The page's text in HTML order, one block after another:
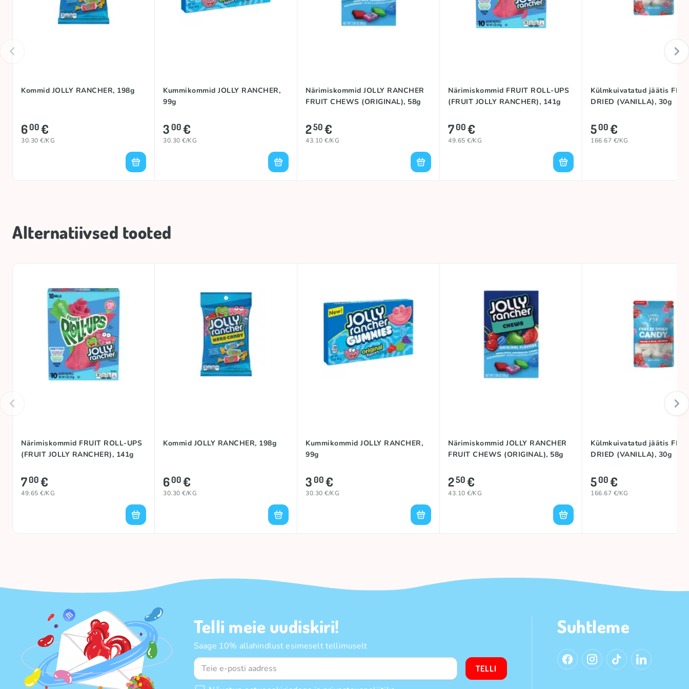
Kommid JOLLY RANCHER, 198g
600€
30.30 €/KG
Kummikommid JOLLY RANCHER,
99g
300€
30.30 €/KG
Närimiskommid JOLLY RANCHER
FRUIT CHEWS (ORIGINAL), 58g
250€
43.10 €/KG
Närimiskommid FRUIT ROLL-UPS
(FRUIT JOLLY RANCHER), 141g
700€
49.65 €/KG
Külmkuivatatud jäätis
DRIED (VANILLA), 30g
500€
166.67 €/KG
Alternatiivsed tooted
Närimiskommid FRUIT ROLL-UPS
(FRUIT JOLLY RANCHER), 141g
700€
49.65 €/KG
Kommid JOLLY RANCHER, 198g
600€
30.30 €/KG
Kummikommid JOLLY RANCHER,
99g
300€
30.30 €/KG
Närimiskommid JOLLY RANCHER
FRUIT CHEWS (ORIGINAL), 58g
250€
43.10 €/KG
Külmkuivatatud jäätis
DRIED (VANILLA), 30g
500€
166.67 €/KG
Telli meie uudiskiri!
Saage 10% allahindlust esimeselt tellimuselt
TELLI
Suhtleme